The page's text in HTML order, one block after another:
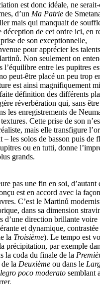
est donc idéale, ne
d’un Ma Patrie de
mais qui manquait de
déception de cet ordre ici, en
de son exceptionnelle,
pour apprécier les talents
Non seulement on
l’équilibre entre les pupitres
peut‑être placé un peu trop
est ainsi magnifiquement
définition des différents
réverbération qui, sans
les enregistrements de
Cette prise de son
mais elle transfigure
les solos de basson puis de
ou en tutti, donne
grands.
pas une fin en soi, d’autant
est en accord avec la
C’est le Martinů
dans sa dimension
d’une direction brillante voire
et dynamique, contrastée
la Troisième). Le tempo est
précipitation, par exemple
la coda du finale de la
de la Deuxième ou dans le
poco moderato semblant